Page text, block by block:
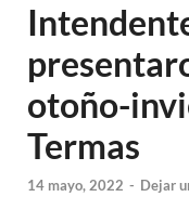
otoño-
Termas
14 mayo, 2022 - Dejar